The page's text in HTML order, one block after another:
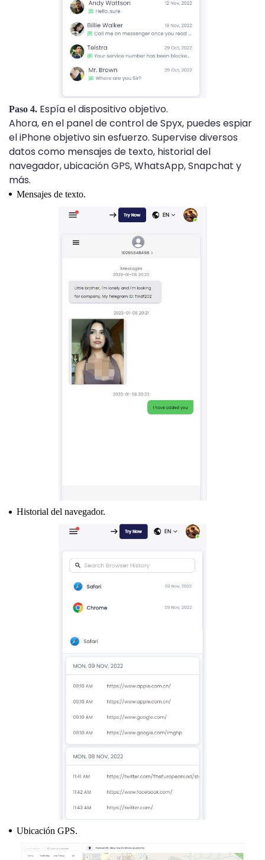
Paso 4. Espía el dispositivo objetivo.
Ahora, en el panel de control de Spyx, puedes espiar
el iPhone objetivo sin esfuerzo. Supervise diversos
datos como mensajes de texto, historial del
navegador, ubicación GPS, WhatsApp, Snapchat y
más.
Mensajes de texto.
Historial del navegador.
Ubicación GPS.